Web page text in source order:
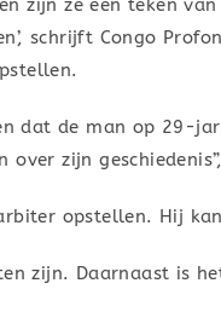
zijn ze een teken
schrijft Congo
dat de man op 29-
over zijn
opstellen. Hij
zijn. Daarnaast is